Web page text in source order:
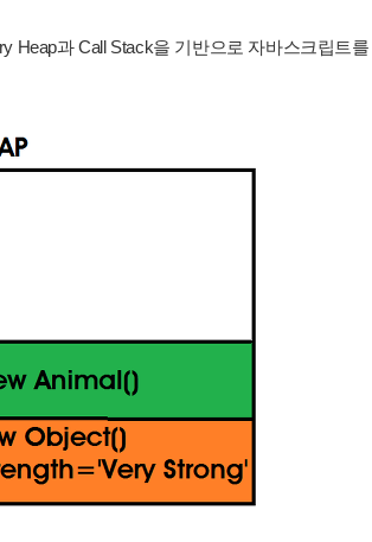
Heap과 Call Stack을 기반으로 자바스크립트를